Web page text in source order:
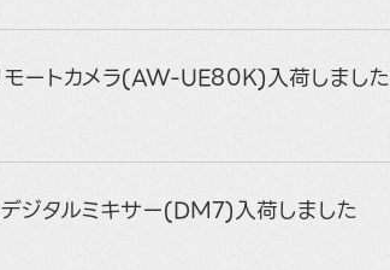
ートカメラ(AW-UE80K)入荷しました
タルミキサー(DM7)入荷しました